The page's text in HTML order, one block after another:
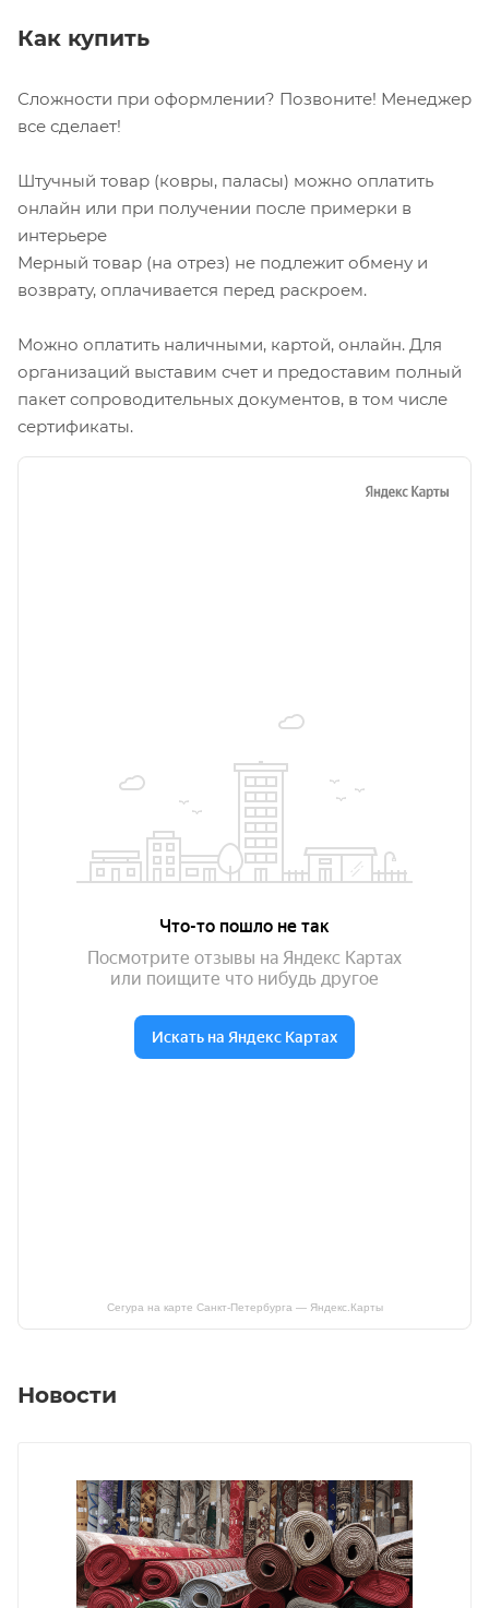
Как купить
Сложности при оформлении? Позвоните! Менеджер
все сделает!
Штучный товар (ковры, паласы) можно оплатить
онлайн или при получении после примерки в
интерьере
Мерный товар (на отрез) не подлежит обмену и
возврату, оплачивается перед раскроем.
Можно оплатить наличными, картой, онлайн. Для
организаций выставим счет и предоставим полный
пакет сопроводительных документов, в том числе
сертификаты.
Сегура на карте Санкт‑Петербурга — Яндекс.Карты
Новости